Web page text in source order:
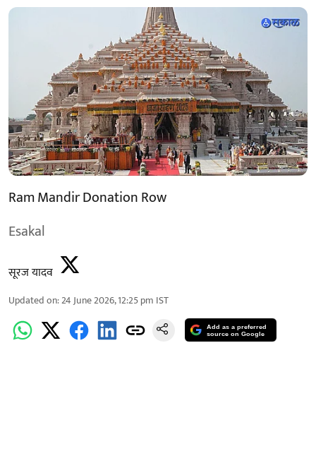
Ram Mandir Donation Row
Esakal
सूरज यादव
Updated on:24 June 2026, 12:25 pm IST
Add as a preferred
source on Google